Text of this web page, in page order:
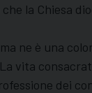
la Chiesa
ne è una
vita